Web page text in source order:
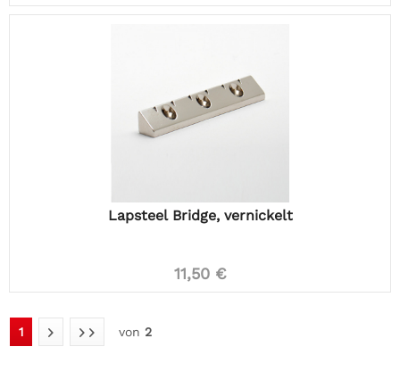
Lapsteel Bridge, vernickelt
11,50 €
1 von 2